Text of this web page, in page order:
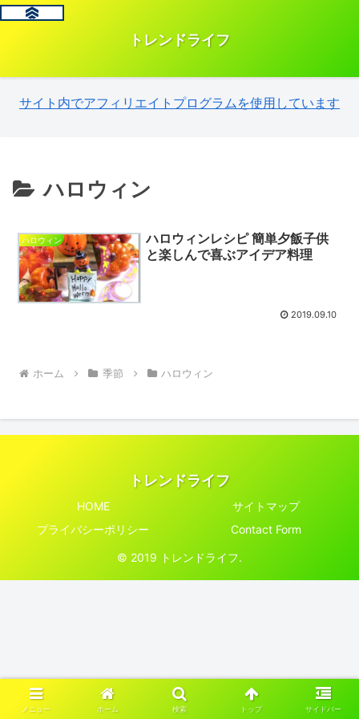
トレンドライフ
サイト内でアフィリエイトプログラムを使用しています
ハロウィン
ハロウィン
ハロウィンレシピ 簡単夕飯子供
と楽しんで喜ぶアイデア料理
2019.09.10
ホーム 季節 ハロウィン
トレンドライフ
HOME
サイトマップ
プライバシーポリシー
Contact Form
© 2019 トレンドライフ.
メニュー ホーム 検索 トップ サイドバー